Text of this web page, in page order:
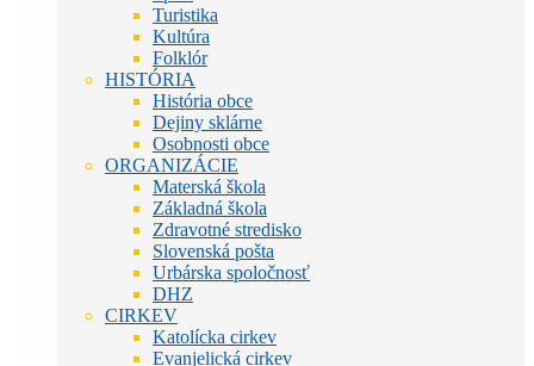
Turistika
Kultúra
Folklór
HISTÓRIA
História obce
Dejiny sklárne
Osobnosti obce
ORGANIZÁCIE
Materská škola
Základná škola
Zdravotné stredisko
Slovenská pošta
Urbárska spoločnosť
DHZ
CIRKEV
Katolícka cirkev
Evanjelická cirkev